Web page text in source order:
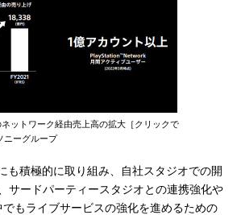
ットワーク経由売上高の拡大［クリックで
ニーグループ
も積極的に取り組み、自社スタジオでの開
サードパーティースタジオとの連携強化や
もライブサービスの強化を進めるための